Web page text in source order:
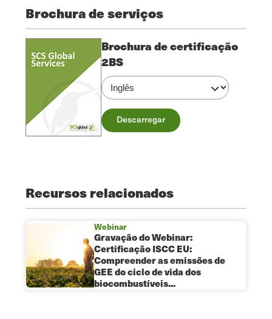
Brochura de serviços
Brochura de certificação
2BS
Descarregar
Recursos relacionados
Webinar
Gravação do Webinar:
Certificação ISCC EU:
Compreender as emissões de
GEE do ciclo de vida dos
biocombustíveis...